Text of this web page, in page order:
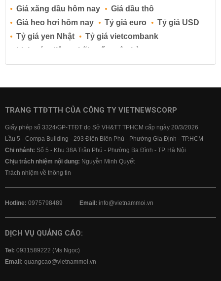
Giá xăng dầu hôm nay
Giá dầu thô
Giá heo hơi hôm nay
Tỷ giá euro
Tỷ giá USD
Tỷ giá yen Nhật
Tỷ giá vietcombank
Lịch cúp điện
Lãi suất ngân hàng
Lãi suất tiết kiệm
Lãi suất tiền gửi
Lãi suất ngân hàng BIDV
Lãi suất ngân hàng Vietcombank
TRANG TTĐTTH CỦA CÔNG TY VIETNEWSCORP
Giấy phép số 3324/GP-TTĐT do Sở VH&TT TPHCM cấp ngày 20/3/2026
Lầu 5 - Compa Building - 293 Điện Biên Phủ - Phường Gia Định - TP.HCM
Chi nhánh: Số 5 - Khu 38A Trần Phú - Phường Ba Đình - TP. Hà Nội
Chịu trách nhiệm nội dung: Nguyễn Minh Quyết
Trách nhiệm về thông tin
Hotline: 0975798489 Email: info@vietnammoi.vn
DỊCH VỤ QUẢNG CÁO:
Tel: 0931589222 (Ms Ngọc)
Email: quangcao@vietnammoi.vn